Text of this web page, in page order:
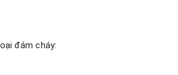
đám cháy: